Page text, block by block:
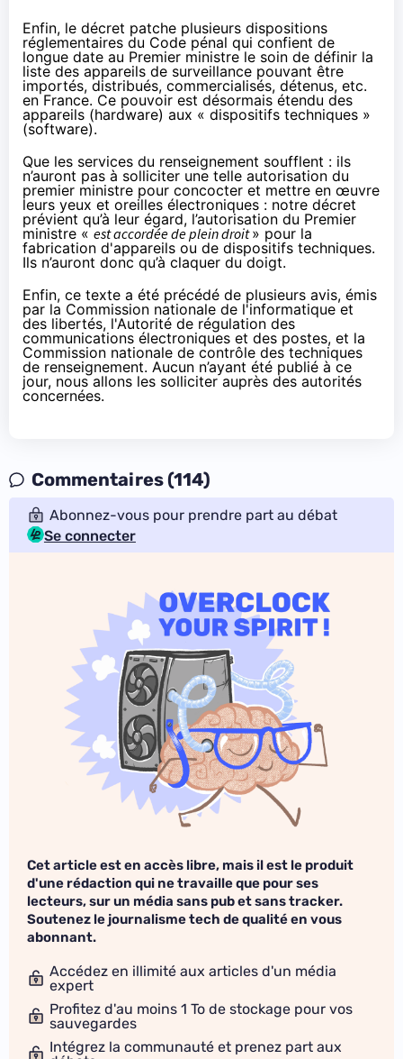
Enfin, le décret patche plusieurs dispositions
réglementaires du Code pénal qui confient de
longue date au Premier ministre le soin de définir la
liste des appareils de surveillance pouvant être
importés, distribués, commercialisés, détenus, etc.
en France. Ce pouvoir est désormais étendu des
appareils (hardware) aux « dispositifs techniques »
(software).
Que les services du renseignement soufflent : ils
n’auront pas à solliciter une telle autorisation du
premier ministre pour concocter et mettre en œuvre
leurs yeux et oreilles électroniques : notre décret
prévient qu’à leur égard, l’autorisation du Premier
ministre «est accordée de plein droit» pour la
fabrication d'appareils ou de dispositifs techniques.
Ils n’auront donc qu’à claquer du doigt.
Enfin, ce texte a été précédé de plusieurs avis, émis
par la Commission nationale de l'informatique et
des libertés, l'Autorité de régulation des
communications électroniques et des postes, et la
Commission nationale de contrôle des techniques
de renseignement. Aucun n’ayant été publié à ce
jour, nous allons les solliciter auprès des autorités
concernées.
Commentaires (114)
Abonnez-vous pour prendre part au débat
Se connecter
Cet article est en accès libre, mais il est le produit
d'une rédaction qui ne travaille que pour ses
lecteurs, sur un média sans pub et sans tracker.
Soutenez le journalisme tech de qualité en vous
abonnant.
Accédez en illimité aux articles d'un média
expert
Profitez d'au moins 1 To de stockage pour vos
sauvegardes
Intégrez la communauté et prenez part aux